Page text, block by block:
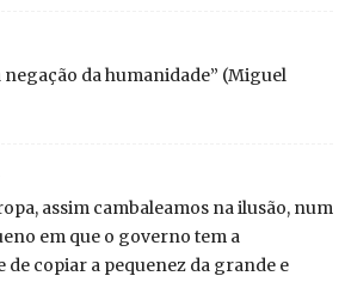
negação da humanidade” (Miguel
assim cambaleamos na ilusão, num
em que o governo tem a
copiar a pequenez da grande e